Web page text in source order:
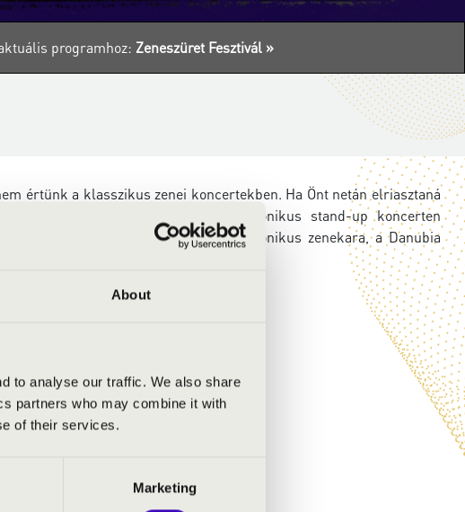
About
to analyse our traffic. We also share
partners who may combine it with
of their services.
Marketing
programhoz: Zeneszüret Fesztivál »
értünk a klasszikus zenei koncertekben. Ha Önt netán elriasztaná
1.0 című előadáson egy szimfonikus stand-up koncerten
hátteret az ország egyik vezető szimfonikus zenekara, a Danubia